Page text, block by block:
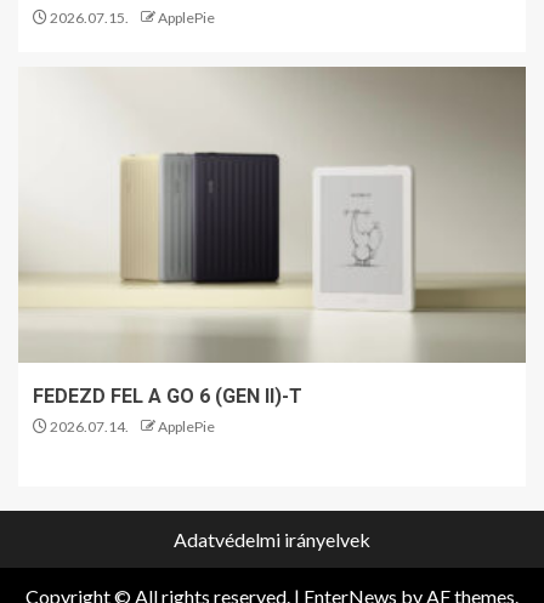
2026.07.15. ApplePie
FEDEZD FEL A GO 6 (GEN II)-T
2026.07.14. ApplePie
Adatvédelmi irányelvek
Copyright © All rights reserved. | EnterNews by AF themes.